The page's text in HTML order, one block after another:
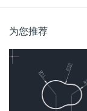
为您推荐